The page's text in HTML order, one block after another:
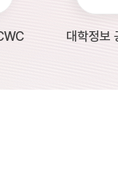
대학정보